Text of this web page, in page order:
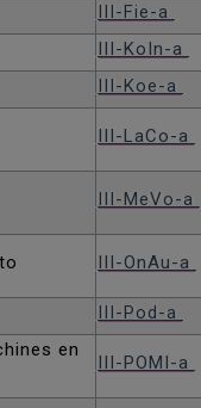
III-Fie-a
III-KoIn-a
III-Koe-a
III-LaCo-a
III-MeVo-a
III-OnAu-a
III-Pod-a
en
III-POMI-a